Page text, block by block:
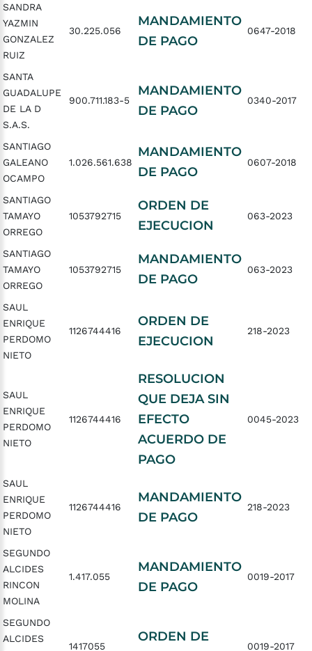
SANDRA
YAZMIN
GONZALEZ
RUIZ
30.225.056
MANDAMIENTO
DE PAGO
0647-2018
SANTA
GUADALUPE
DE LA D
S.A.S.
900.711.183-5
MANDAMIENTO
DE PAGO
0340-2017
SANTIAGO
GALEANO
OCAMPO
1.026.561.638
MANDAMIENTO
DE PAGO
0607-2018
SANTIAGO
TAMAYO
ORREGO
1053792715
ORDEN DE
EJECUCION
063-2023
SANTIAGO
TAMAYO
ORREGO
1053792715
MANDAMIENTO
DE PAGO
063-2023
SAUL
ENRIQUE
PERDOMO
NIETO
1126744416
ORDEN DE
EJECUCION
218-2023
SAUL
ENRIQUE
PERDOMO
NIETO
1126744416
RESOLUCION
QUE DEJA SIN
EFECTO
ACUERDO DE
PAGO
0045-2023
SAUL
ENRIQUE
PERDOMO
NIETO
1126744416
MANDAMIENTO
DE PAGO
218-2023
SEGUNDO
ALCIDES
RINCON
MOLINA
1.417.055
MANDAMIENTO
DE PAGO
0019-2017
SEGUNDO
ALCIDES
1417055
ORDEN DE
0019-2017